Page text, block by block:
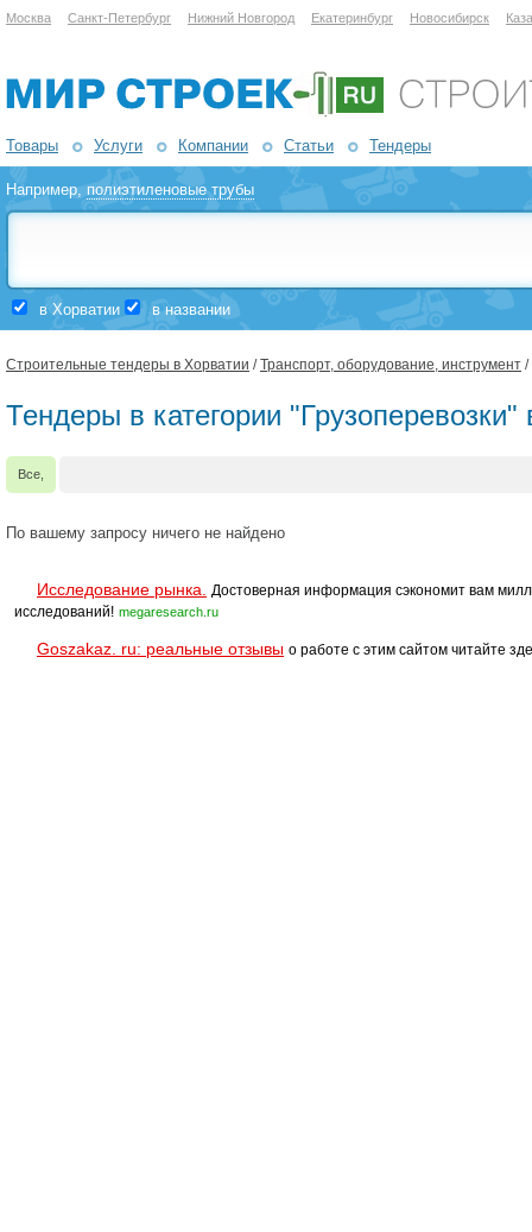
Москва Санкт-Петербург Нижний Новгород Екатеринбург Новосибирск
Товары Услуги Компании Статьи Тендеры
Например,полиэтиленовые трубы
в Хорватии в названии
Строительные тендеры в Хорватии /Транспорт, оборудование, инструмент /
Тендеры в категории "Грузоперевозки"
Все,
По вашему запросу ничего не найдено
Исследование рынка.
Достоверная информация сэкономит вам
исследований! megaresearch.ru
Goszakaz. ru: реальные отзывы о работе с этим сайтом читайте